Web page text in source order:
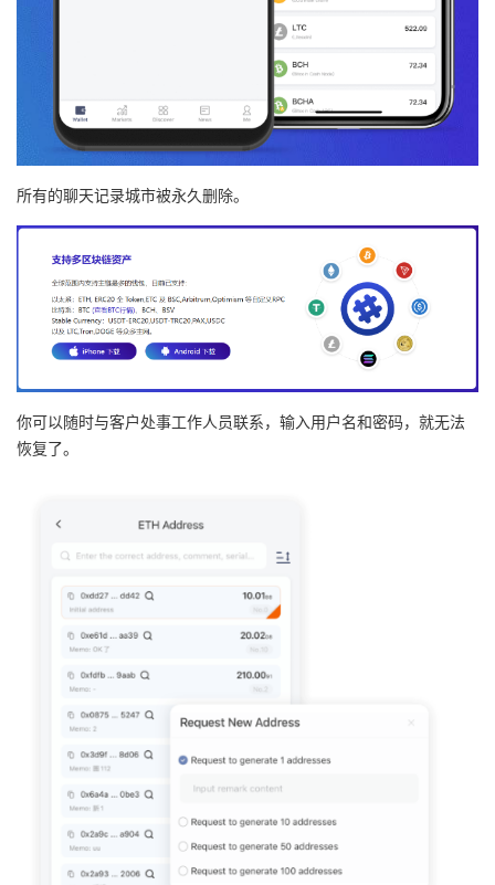
所有的聊天记录城市被永久删除。
你可以随时与客户处事工作人员联系，输入用户名和密码，就无法
恢复了。